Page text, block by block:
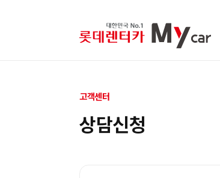
고객센터
상담신청